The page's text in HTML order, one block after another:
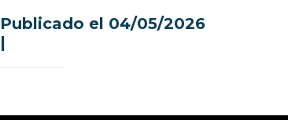
Publicado el 04/05/2026
|